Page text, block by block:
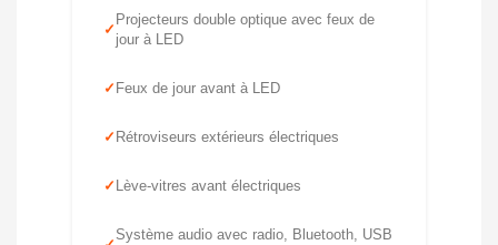
Projecteurs double optique avec feux de
jour à LED
Feux de jour avant à LED
Rétroviseurs extérieurs électriques
Lève-vitres avant électriques
Système audio avec radio, Bluetooth, USB